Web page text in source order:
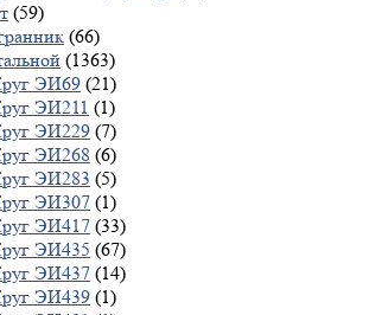
(59)
(66)
(1363)
ЭИ69 (21)
ЭИ211 (1)
ЭИ229 (7)
ЭИ268 (6)
ЭИ283 (5)
ЭИ307 (1)
ЭИ417 (33)
ЭИ435 (67)
ЭИ437 (14)
ЭИ439 (1)